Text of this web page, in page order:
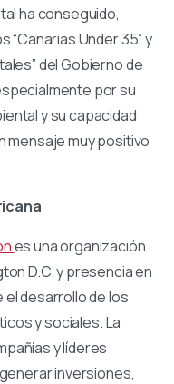
ha conseguido,
Under 35” y
del Gobierno de
por su
y su capacidad
mensaje muy positivo
es una organización
D.C. y presencia en
el desarrollo de los
y sociales. La
y líderes
inversiones,